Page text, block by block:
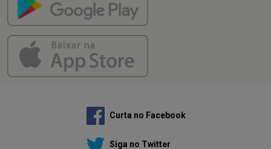
Curta no Facebook
Siga no Twitter